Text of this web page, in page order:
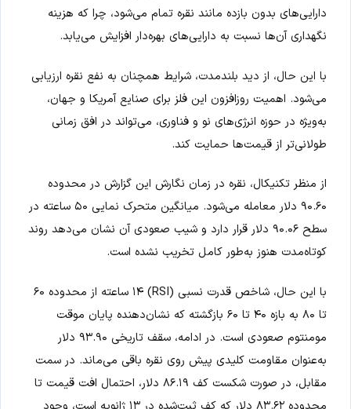
دارایی‌های بدون بازده مانند نقره تمام می‌شود، چرا که هزینه
نگهداری آن‌ها نسبت به دارایی‌های بهره‌دار افزایش می‌یابد.
با این حال، از دید بلندمدت، شرایط همچنان به نفع نقره ارزیابی
می‌شود. اهمیت روزافزون این فلز برای صنایع آمریکا و جهان،
به‌ویژه در حوزه انرژی‌های نو و فناوری، می‌تواند در افق زمانی
طولانی‌تر از قیمت‌ها حمایت کند.
از منظر تکنیکال، نقره در زمان نگارش این گزارش در محدوده
۹۰.۶۰ دلار معامله می‌شود. میانگین متحرک نمایی ۵۰ ساعته در
سطح ۹۰.۰۶ دلار قرار دارد و شیب صعودی آن نشان می‌دهد روند
کوتاه‌مدت هنوز به‌طور کامل تخریب نشده است.
با این حال، شاخص قدرت نسبی (RSI) ۱۴ ساعته از محدوده ۶۰
تا ۸۰ به بازه ۴۰ تا ۶۰ بازگشته که نشان‌دهنده پایان موقت
مومنتوم صعودی است. در ادامه، سقف تاریخی ۹۳.۹۰ دلار
به‌عنوان مقاومت کلیدی پیش روی نقره باقی می‌ماند. در سمت
مقابل، در صورت شکست کف ۸۶.۱۹ دلار، احتمال افت قیمت تا